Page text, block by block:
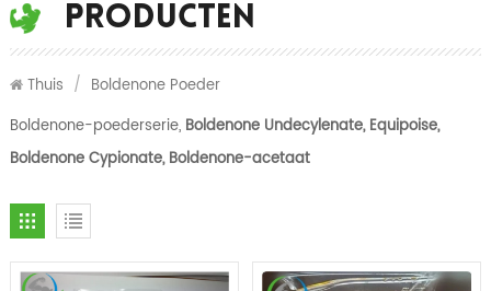
Producten
Thuis / Boldenone Poeder
Boldenone-poederserie, Boldenone Undecylenate, Equipoise,
Boldenone Cypionate, Boldenone-acetaat